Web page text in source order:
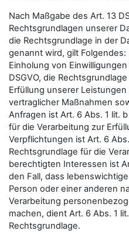
Nach Maßgabe des Art. 13
Rechtsgrundlagen unserer
die Rechtsgrundlage in der
genannt wird, gilt
Einholung von
DSGVO, die
Erfüllung unserer
vertraglicher Maßnahmen
Anfragen ist Art. 6 Abs. 1 lit.
für die Verarbeitung zur
Verpflichtungen ist Art. 6
Rechtsgrundlage für die
berechtigten Interessen ist
den Fall, dass
Person oder einer anderen
Verarbeitung
machen, dient Art. 6 Abs. 1
Rechtsgrundlage.